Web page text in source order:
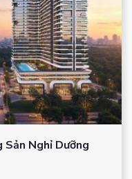
Sản Nghỉ Dưỡng